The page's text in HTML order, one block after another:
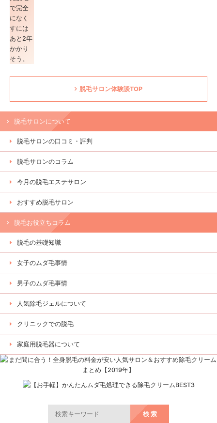
脱毛サロン体験談TOP
脱毛サロンについて
脱毛サロンの口コミ・評判
脱毛サロンのコラム
今月の脱毛エステサロン
おすすめ脱毛サロン
脱毛お役立ちコラム
脱毛の基礎知識
女子のムダ毛事情
男子のムダ毛事情
人気除毛ジェルについて
クリニックでの脱毛
家庭用脱毛器について